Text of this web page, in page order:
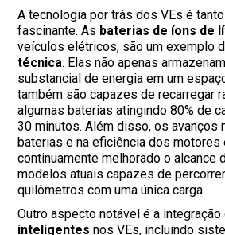
A tecnologia por trás dos VEs é
fascinante. As baterias de íons de
veículos elétricos, são um exemplo
técnica. Elas não apenas
substancial de energia em um
também são capazes de recarregar
algumas baterias atingindo 80% de
30 minutos. Além disso, os avanços
baterias e na eficiência dos
continuamente melhorado o alcance
modelos atuais capazes de
quilômetros com uma única carga.
Outro aspecto notável é a
inteligentes nos VEs, incluindo